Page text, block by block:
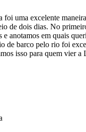
foi uma excelente
de dois dias. No
e anotamos em quais
de barco pelo rio foi
isso para quem vier a